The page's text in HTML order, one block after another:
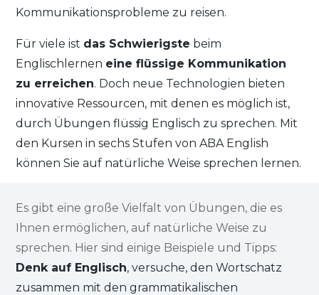
Kommunikationsprobleme zu reisen.
Für viele ist das Schwierigste beim
Englischlernen eine flüssige Kommunikation
zu erreichen. Doch neue Technologien bieten
innovative Ressourcen, mit denen es möglich ist,
durch Übungen flüssig Englisch zu sprechen. Mit
den Kursen in sechs Stufen von ABA English
können Sie auf natürliche Weise sprechen lernen.
Es gibt eine große Vielfalt von Übungen, die es
Ihnen ermöglichen, auf natürliche Weise zu
sprechen. Hier sind einige Beispiele und Tipps:
Denk auf Englisch, versuche, den Wortschatz
zusammen mit den grammatikalischen